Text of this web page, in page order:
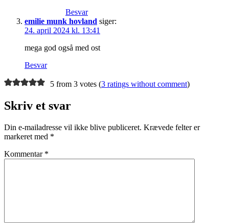
Besvar
emilie munk hovland siger:
24. april 2024 kl. 13:41
mega god også med ost
Besvar
5 from 3 votes (3 ratings without comment)
Skriv et svar
Din e-mailadresse vil ikke blive publiceret. Krævede felter er
markeret med *
Kommentar *